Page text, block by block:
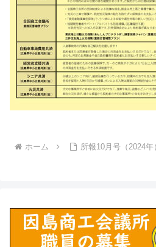
ホーム 所報10月号（2024年